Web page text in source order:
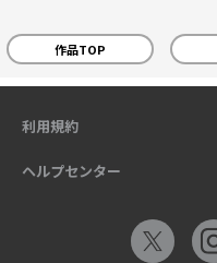
作品TOP
利用規約
ヘルプセンター